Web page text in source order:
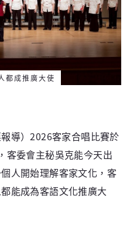
都成推廣大使
導）2026客家合唱比賽於
客委會主秘吳克能今天出
人開始理解客家文化，客
能成為客語文化推廣大